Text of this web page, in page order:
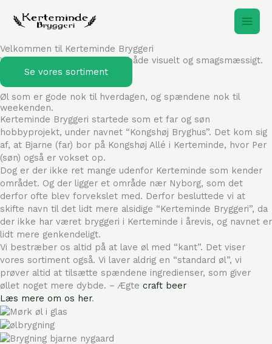
indholdet
Main
Velkommen til Kerteminde Bryggeri
Vi laver øl, som skiller sig ud både visuelt og smagsmæssigt.
Se vores sortiment
Øl som er gode nok til hverdagen, og spændene nok til
weekenden.
Kerteminde Bryggeri startede som et far og søn
hobbyprojekt, under navnet “Kongshøj Bryghus”. Det kom sig
af, at Bjarne (far) bor på Kongshøj Allé i Kerteminde, hvor Per
(søn) også er vokset op.
Dog er der ikke ret mange udenfor Kerteminde som kender
området. Og der ligger et område nær Nyborg, som det
derfor ofte blev forvekslet med. Derfor besluttede vi at
skifte navn til det lidt mere alsidige “Kerteminde Bryggeri”, da
der ikke har været bryggeri i Kerteminde i årevis, og navnet er
lidt mere genkendeligt.
Vi bestræber os altid på at lave øl med “kant”. Det viser
vores sortiment også. Vi laver aldrig en “standard øl”, vi
prøver altid at tilsætte spændene ingredienser, som giver
øllet noget mere dybde. – Ægte craft beer
Læs mere om os her.